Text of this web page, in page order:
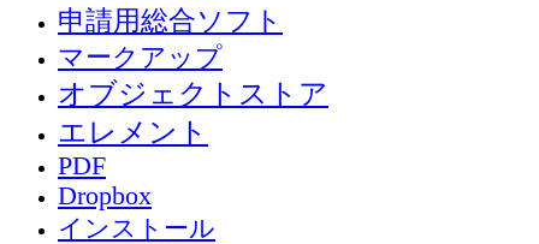
申請用総合ソフト
マークアップ
オブジェクトストア
エレメント
PDF
Dropbox
インストール